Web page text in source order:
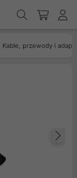
Kable, przewody i